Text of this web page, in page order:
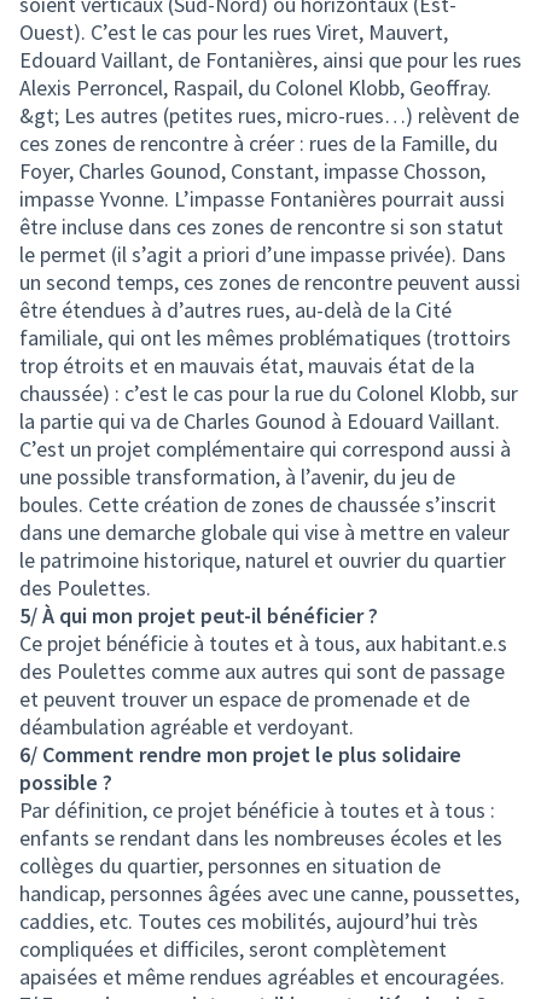
Ouest). C’est le cas pour les rues Viret, Mauvert,
Edouard Vaillant, de Fontanières, ainsi que pour les rues
Alexis Perroncel, Raspail, du Colonel Klobb, Geoffray.
&gt; Les autres (petites rues, micro-rues…) relèvent de
ces zones de rencontre à créer : rues de la Famille, du
Foyer, Charles Gounod, Constant, impasse Chosson,
impasse Yvonne. L’impasse Fontanières pourrait aussi
être incluse dans ces zones de rencontre si son statut
le permet (il s’agit a priori d’une impasse privée). Dans
un second temps, ces zones de rencontre peuvent aussi
être étendues à d’autres rues, au-delà de la Cité
familiale, qui ont les mêmes problématiques (trottoirs
trop étroits et en mauvais état, mauvais état de la
chaussée) : c’est le cas pour la rue du Colonel Klobb, sur
la partie qui va de Charles Gounod à Edouard Vaillant.
C’est un projet complémentaire qui correspond aussi à
une possible transformation, à l’avenir, du jeu de
boules. Cette création de zones de chaussée s’inscrit
dans une demarche globale qui vise à mettre en valeur
le patrimoine historique, naturel et ouvrier du quartier
des Poulettes.
5/ À qui mon projet peut-il bénéficier ?
Ce projet bénéficie à toutes et à tous, aux habitant.e.s
des Poulettes comme aux autres qui sont de passage
et peuvent trouver un espace de promenade et de
déambulation agréable et verdoyant.
6/ Comment rendre mon projet le plus solidaire
possible ?
Par définition, ce projet bénéficie à toutes et à tous :
enfants se rendant dans les nombreuses écoles et les
collèges du quartier, personnes en situation de
handicap, personnes âgées avec une canne, poussettes,
caddies, etc. Toutes ces mobilités, aujourd’hui très
compliquées et difficiles, seront complètement
apaisées et même rendues agréables et encouragées.